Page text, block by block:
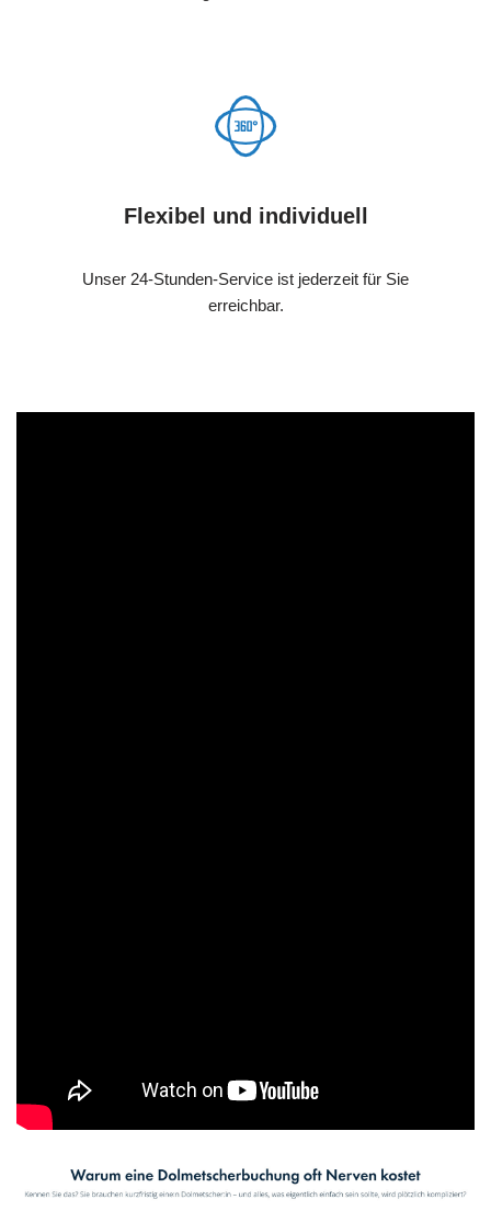
Flexibel und individuell
Unser 24-Stunden-Service ist jederzeit für Sie
erreichbar.